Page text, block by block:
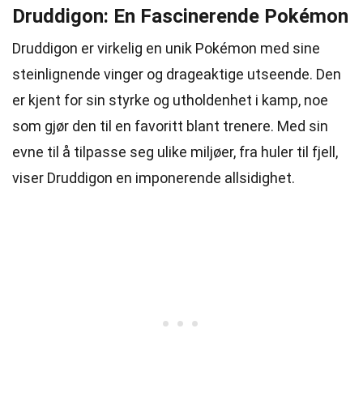
Druddigon: En Fascinerende Pokémon
Druddigon er virkelig en unik Pokémon med sine
steinlignende vinger og drageaktige utseende. Den
er kjent for sin styrke og utholdenhet i kamp, noe
som gjør den til en favoritt blant trenere. Med sin
evne til å tilpasse seg ulike miljøer, fra huler til fjell,
viser Druddigon en imponerende allsidighet.